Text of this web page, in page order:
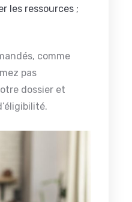
les ressources ;
comme
pas
dossier et